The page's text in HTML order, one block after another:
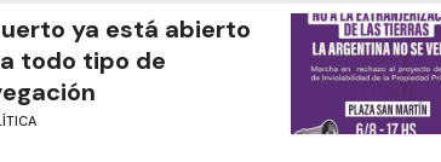
ya está abierto
todo tipo de